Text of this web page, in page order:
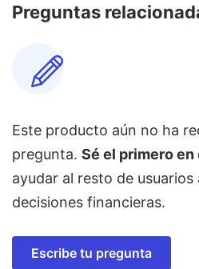
Preguntas
Este producto aún no ha
pregunta. Sé el primero
ayudar al resto de
decisiones financieras.
Escribe tu pregunta